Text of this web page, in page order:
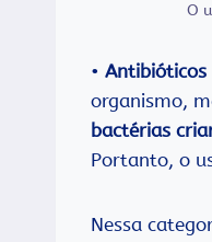
O
• Antibióticos
organismo,
bactérias
Portanto, o
Nessa